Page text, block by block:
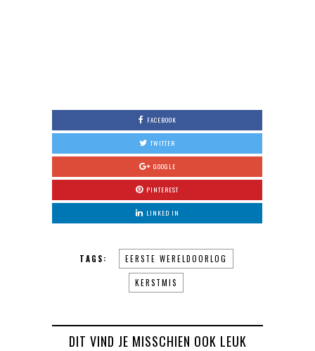
FACEBOOK
TWITTER
GOOGLE
PINTEREST
LINKED IN
TAGS: EERSTE WERELDOORLOG
KERSTMIS
DIT VIND JE MISSCHIEN OOK LEUK